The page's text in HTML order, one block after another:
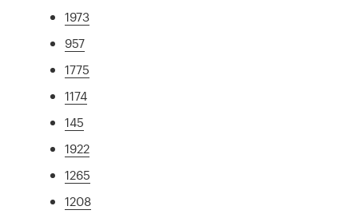
1973
957
1775
1174
145
1922
1265
1208